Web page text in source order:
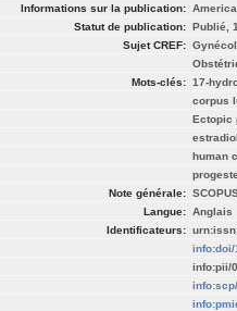
Informations sur la publication:
Statut de publication: Publié,
Sujet CREF:
Mots-clés: 17-
corpus
Ectopic
estradiol
human
Note générale:
Langue: Anglais
Identificateurs:
info:doi/
info:pii/